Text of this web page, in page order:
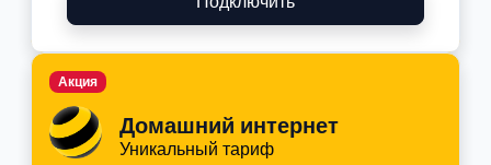
Домашний интернет
Уникальный тариф
Акция